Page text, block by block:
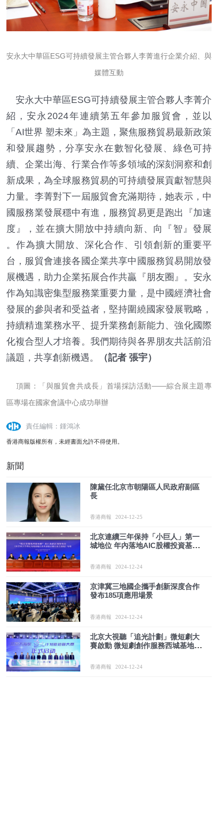
安永大中華區ESG可持續發展主管合夥人李菁進行企業介紹、與
媒體互動
安永大中華區ESG可持續發展主管合夥人李菁介
紹，安永2024年連續第五年參加服貿會，並以
「AI世界 塑未來」為主題，聚焦服務貿易最新政策
和發展趨勢，分享安永在數智化發展、綠色可持
續、企業出海、行業合作等多領域的深刻洞察和創
新成果，為全球服務貿易的可持續發展貢獻智慧與
力量。李菁對下一屆服貿會充滿期待，她表示，中
國服務業發展穩中有進，服務貿易更是跑出『加速
度』，並在擴大開放中持續向新、向『智』發展
。作為擴大開放、深化合作、引領創新的重要平
台，服貿會連接各國企業共享中國服務貿易開放發
展機遇，助力企業拓展合作共贏『朋友圈』。安永
作為知識密集型服務業重要力量，是中國經濟社會
發展的參與者和受益者，堅持圍繞國家發展戰略，
持續精進業務水平、提升業務創新能力、強化國際
化複合型人才培養。我們期待與各界朋友共話前沿
議題，共享創新機遇。
（記者 張宇）
頂圖：「與服貿會共成長」首場採訪活動——綜合展主題專
區專場在國家會議中心成功舉辦
責任編輯：鍾鴻冰
香港商報版權所有，未經書面允許不得使用。
新聞
陳黛任北京市朝陽區人民政府副區
長
香港商報 2024-12-25
北京連續三年保持「小巨人」第一
城地位 年內落地AIC股權投資基金
香港商報 2024-12-24
京津冀三地國企攜手創新深度合作
發布185項應用場景
香港商報 2024-12-24
北京大視聽「追光計劃」微短劇大
賽啟動 微短劇創作服務西城基地掛
香港商報 2024-12-24